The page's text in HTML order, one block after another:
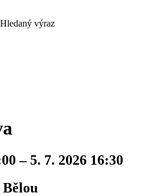
Hledaný výraz
– 5. 7. 2026 16:30